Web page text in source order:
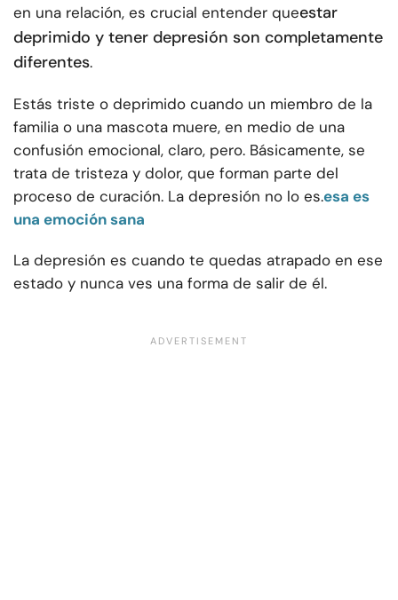
en una relación, es crucial entender queestar
deprimido y tener depresión son completamente
diferentes.
Estás triste o deprimido cuando un miembro de la
familia o una mascota muere, en medio de una
confusión emocional, claro, pero. Básicamente, se
trata de tristeza y dolor, que forman parte del
proceso de curación. La depresión no lo es.esa es
una emoción sana
La depresión es cuando te quedas atrapado en ese
estado y nunca ves una forma de salir de él.